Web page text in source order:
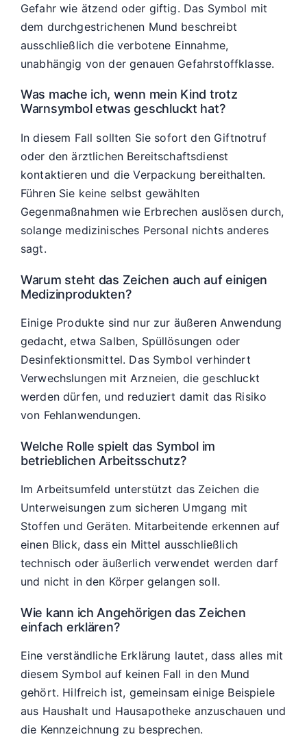
Gefahr wie ätzend oder giftig. Das Symbol mit
dem durchgestrichenen Mund beschreibt
ausschließlich die verbotene Einnahme,
unabhängig von der genauen Gefahrstoffklasse.
Was mache ich, wenn mein Kind trotz
Warnsymbol etwas geschluckt hat?
In diesem Fall sollten Sie sofort den Giftnotruf
oder den ärztlichen Bereitschaftsdienst
kontaktieren und die Verpackung bereithalten.
Führen Sie keine selbst gewählten
Gegenmaßnahmen wie Erbrechen auslösen durch,
solange medizinisches Personal nichts anderes
sagt.
Warum steht das Zeichen auch auf einigen
Medizinprodukten?
Einige Produkte sind nur zur äußeren Anwendung
gedacht, etwa Salben, Spüllösungen oder
Desinfektionsmittel. Das Symbol verhindert
Verwechslungen mit Arzneien, die geschluckt
werden dürfen, und reduziert damit das Risiko
von Fehlanwendungen.
Welche Rolle spielt das Symbol im
betrieblichen Arbeitsschutz?
Im Arbeitsumfeld unterstützt das Zeichen die
Unterweisungen zum sicheren Umgang mit
Stoffen und Geräten. Mitarbeitende erkennen auf
einen Blick, dass ein Mittel ausschließlich
technisch oder äußerlich verwendet werden darf
und nicht in den Körper gelangen soll.
Wie kann ich Angehörigen das Zeichen
einfach erklären?
Eine verständliche Erklärung lautet, dass alles mit
diesem Symbol auf keinen Fall in den Mund
gehört. Hilfreich ist, gemeinsam einige Beispiele
aus Haushalt und Hausapotheke anzuschauen und
die Kennzeichnung zu besprechen.